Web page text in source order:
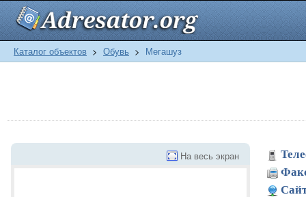
Каталог объектов > Обувь > Мегашуз
На весь экран